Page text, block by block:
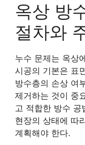
옥상 방
절차와
누수 문제는 옥상
시공의 기본은 표
방수층의 손상 여
제거하는 것이 중
고 적합한 방수 공
현장의 상태에 따
계획해야 한다.